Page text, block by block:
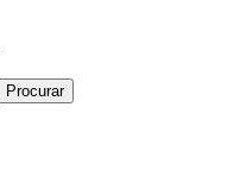
Procurar